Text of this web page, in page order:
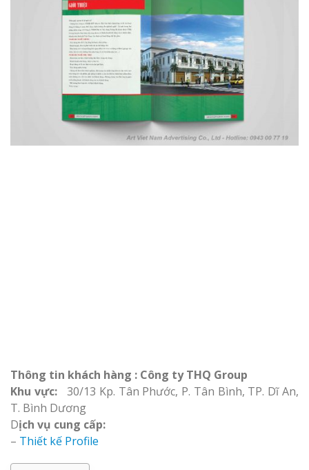
Thông tin khách hàng : Công ty THQ Group
Khu vực:
30/13 Kp. Tân Phước, P. Tân Bình, TP. Dĩ An,
T. Bình Dương
Dịch vụ cung cấp:
– Thiết kế Profile